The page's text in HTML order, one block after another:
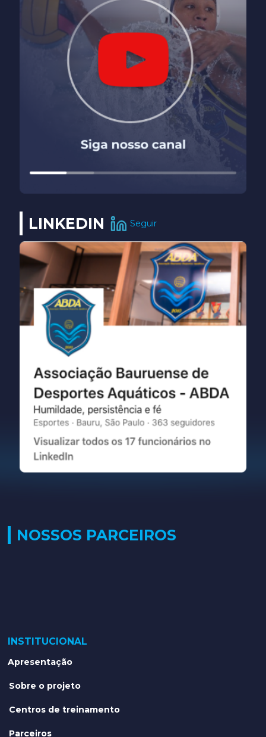
LINKEDIN Seguir
NOSSOS PARCEIROS
INSTITUCIONAL
Apresentação
Sobre o projeto
Centros de treinamento
Parceiros